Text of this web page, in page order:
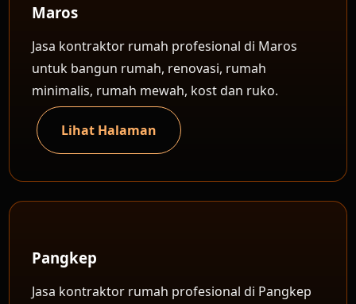
Maros
Jasa kontraktor rumah profesional di Maros
untuk bangun rumah, renovasi, rumah
minimalis, rumah mewah, kost dan ruko.
Lihat Halaman
Pangkep
Jasa kontraktor rumah profesional di Pangkep